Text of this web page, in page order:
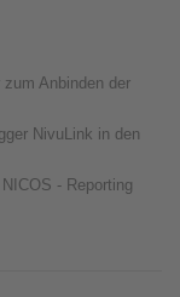
Anbinden der
NivuLink in den
- Reporting